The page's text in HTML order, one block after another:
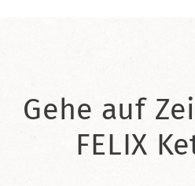
Gehe auf
FELIX